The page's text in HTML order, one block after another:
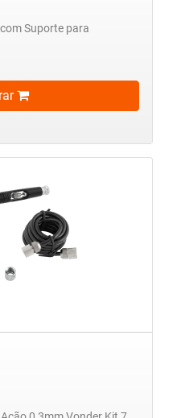
Suporte para